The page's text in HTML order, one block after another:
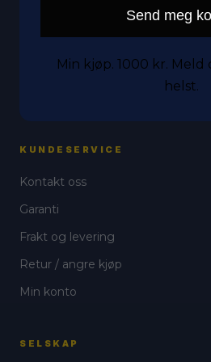
Tilbehør
KUNDESERVICE
Kontakt oss
Garanti
Frakt og levering
Retur / angre kjøp
Min konto
SELSKAP
Send meg
Min kjøp. 1000 kr. Meld
helst.